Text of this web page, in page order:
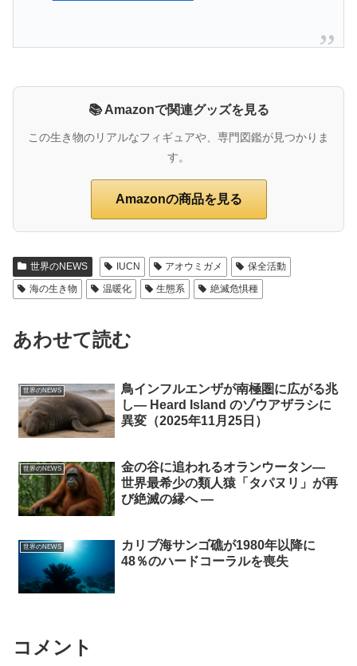
📚 Amazonで関連グッズを見る
この生き物のリアルなフィギュアや、専門図鑑が見つかりま
す。
Amazonの商品を見る
世界のNEWS IUCN アオウミガメ
保全活動
海の生き物
温暖化 生態系 絶滅危惧種
あわせて読む
世界のNEWS
鳥インフルエンザが南極圏に広がる兆
し― Heard Island のゾウアザラシに
異変（2025年11月25日）
世界のNEWS
金の谷に追われるオランウータン―
世界最希少の類人猿「タパヌリ」が再
び絶滅の縁へ ―
世界のNEWS
カリブ海サンゴ礁が1980年以降に
48％のハードコーラルを喪失
コメント